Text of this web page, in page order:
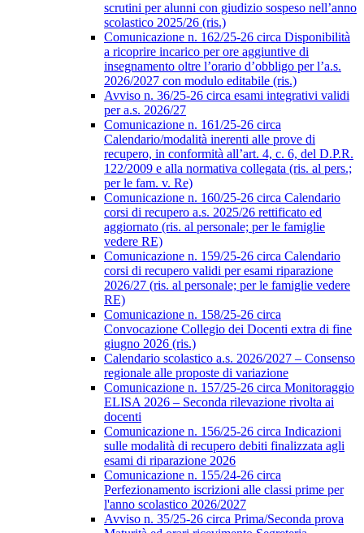
scrutini per alunni con giudizio sospeso nell’anno
scolastico 2025/26 (ris.)
Comunicazione n. 162/25-26 circa Disponibilità
a ricoprire incarico per ore aggiuntive di
insegnamento oltre l’orario d’obbligo per l’a.s.
2026/2027 con modulo editabile (ris.)
Avviso n. 36/25-26 circa esami integrativi validi
per a.s. 2026/27
Comunicazione n. 161/25-26 circa
Calendario/modalità inerenti alle prove di
recupero, in conformità all’art. 4, c. 6, del D.P.R.
122/2009 e alla normativa collegata (ris. al pers.;
per le fam. v. Re)
Comunicazione n. 160/25-26 circa Calendario
corsi di recupero a.s. 2025/26 rettificato ed
aggiornato (ris. al personale; per le famiglie
vedere RE)
Comunicazione n. 159/25-26 circa Calendario
corsi di recupero validi per esami riparazione
2026/27 (ris. al personale; per le famiglie vedere
RE)
Comunicazione n. 158/25-26 circa
Convocazione Collegio dei Docenti extra di fine
giugno 2026 (ris.)
Calendario scolastico a.s. 2026/2027 – Consenso
regionale alle proposte di variazione
Comunicazione n. 157/25-26 circa Monitoraggio
ELISA 2026 – Seconda rilevazione rivolta ai
docenti
Comunicazione n. 156/25-26 circa Indicazioni
sulle modalità di recupero debiti finalizzata agli
esami di riparazione 2026
Comunicazione n. 155/24-26 circa
Perfezionamento iscrizioni alle classi prime per
l'anno scolastico 2026/2027
Avviso n. 35/25-26 circa Prima/Seconda prova